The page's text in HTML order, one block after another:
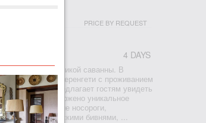
PRICE BY REQUEST
4 DAYS
самом сердце дикой саванны. В
Нгоронгоро и Серенгети с проживанием
Серенгети предлагает гостям увидеть
будет предложено уникальное
где живут черные носороги,
слоны с гигантскими бивнями, ...